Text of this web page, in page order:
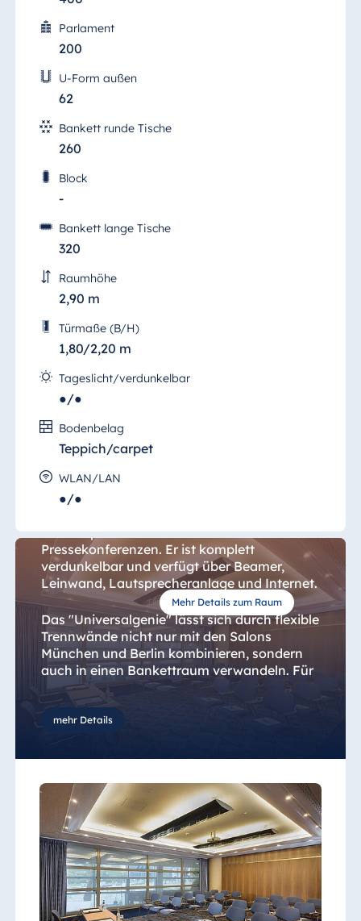
Parlament
200
U-Form außen
62
Bankett runde Tische
260
Block
-
Bankett lange Tische
320
Raumhöhe
2,90 m
Türmaße (B/H)
1,80/2,20 m
Tageslicht/verdunkelbar
●/●
Bodenbelag
Teppich/carpet
WLAN/LAN
●/●
Mehr Details zum Raum
Salon Köln
Produktpräsentationen oder
Pressekonferenzen. Er ist komplett
verdunkelbar und verfügt über Beamer,
Leinwand, Lautsprecheranlage und Internet.
Das "Universalgenie" lässt sich durch flexible
Trennwände nicht nur mit den Salons
München und Berlin kombinieren, sondern
auch in einen Bankettraum verwandeln. Für
private Feierlichkeiten, Preisverleihungen
oder Weihnachtsfeiern bietet der Salon Platz
für bis zu 30 Gäste an runden Tischen oder
mehr Details